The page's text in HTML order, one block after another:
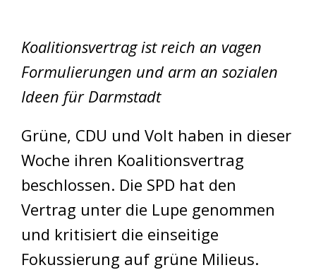
Koalitionsvertrag ist reich an vagen
Formulierungen und arm an sozialen
Ideen für Darmstadt
Grüne, CDU und Volt haben in dieser
Woche ihren Koalitionsvertrag
beschlossen. Die SPD hat den
Vertrag unter die Lupe genommen
und kritisiert die einseitige
Fokussierung auf grüne Milieus.